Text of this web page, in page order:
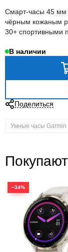
Смарт-часы 45 мм
чёрным кожаным
30+ спортивными
В наличии
Поделиться
Умные часы Garmin
−34%